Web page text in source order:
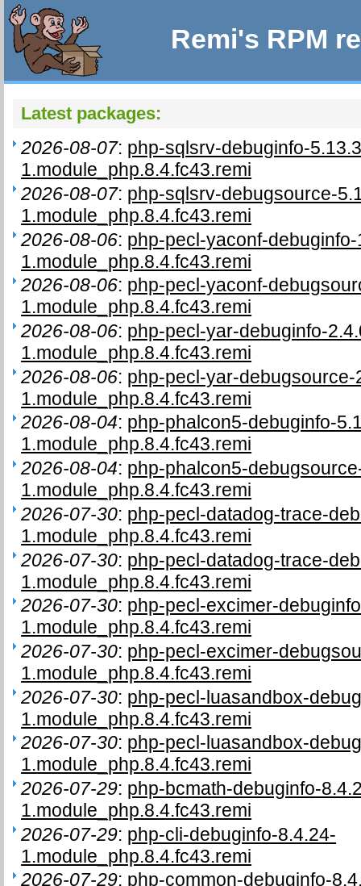
Remi's RPM
Latest packages:
2026-08-07: php-sqlsrv-debuginfo-
1.module_php.8.4.fc43.remi
2026-08-07: php-sqlsrv-debugsource-
1.module_php.8.4.fc43.remi
2026-08-06: php-pecl-yaconf-
1.module_php.8.4.fc43.remi
2026-08-06: php-pecl-yaconf-
1.module_php.8.4.fc43.remi
2026-08-06: php-pecl-yar-debuginfo-
1.module_php.8.4.fc43.remi
2026-08-06: php-pecl-yar-debugsource-
1.module_php.8.4.fc43.remi
2026-08-04: php-phalcon5-debuginfo-
1.module_php.8.4.fc43.remi
2026-08-04: php-phalcon5-
1.module_php.8.4.fc43.remi
2026-07-30: php-pecl-datadog-trace-
1.module_php.8.4.fc43.remi
2026-07-30: php-pecl-datadog-trace-
1.module_php.8.4.fc43.remi
2026-07-30: php-pecl-excimer-
1.module_php.8.4.fc43.remi
2026-07-30: php-pecl-excimer-
1.module_php.8.4.fc43.remi
2026-07-30: php-pecl-luasandbox-
1.module_php.8.4.fc43.remi
2026-07-30: php-pecl-luasandbox-
1.module_php.8.4.fc43.remi
2026-07-29: php-bcmath-debuginfo-
1.module_php.8.4.fc43.remi
2026-07-29: php-cli-debuginfo-8.4.24-
1.module_php.8.4.fc43.remi
2026-07-29: php-common-debuginfo-